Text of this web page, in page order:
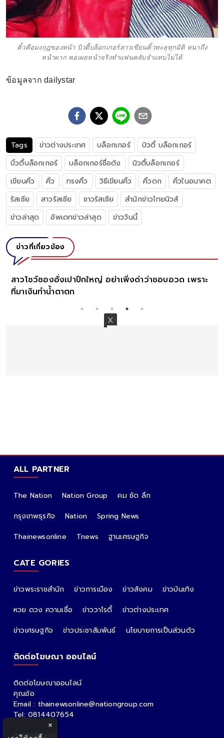
คิ้วคือมงกุฎของหน้า บิวตี้บล็อกเกอร์สาวเขียนคิ้วทะลุทุกมิติ หนาถึง
หน้าผาก พอเผยหน้าจริงทำแฟนคลับจำแทบไม่ได้
ข้อมูลจาก dailystar
Tags ข่าวต่างประเทศ บล็อกเกอร์
บิวตี้ บล็อกเกอร์
บิ้วตี้บล็อกเกอร์
บล็อกเกอร์ชื่อดัง
บิวตี้บล็อกเกอร์
เขียนคิ้ว
คิ้ว ทรงคิ้ว วิธีเขียนคิ้ว คิ้วดก
คิ้วในอนาคต
รัสเซีย
สาวรัสเซีย ชาวรัสเซีย
สำนักข่าวไทยนิวส์
ข่าวล่าสุด
อัพเดทข่าวล่าสุด ข่าววันนี้
ข่าวที่เกี่ยวข้อง
สาวโชว์ซองอั่งเปาปึกใหญ่ อย่าเพิ่งด่าว่าชอบอวด เพราะ
ที่มาเงินทำน้ำตาตก
ALL PARTNER
The Nation Nation Group
คม ชัด ลึก
กรุงเทพธุรกิจ
Nation
Spring News
Thainewsonline
Tnews ฐานเศรษฐกิจ
CATE GORIES
ข่าวพระราชสำนัก ข่าวการเมือง ข่าวสังคม
ข่าวบันเทิง
หวย ดวง ความเชื่อ
ข่าววาไรตี้
ข่าวต่างประเทศ
ข่าวเศรษฐกิจ
ข่าวประชาสัมพันธ์ นโยบายการเป็นส่วนตัว
ติดต่อโฆษณา ออนไลน์
ติดต่อโฆษณาออนไลน์
คุณอ้อ
Email : thainewsonline@nationgroup.com
Tel: 0814407654
ติดต่อฝ่ายข่าว
×